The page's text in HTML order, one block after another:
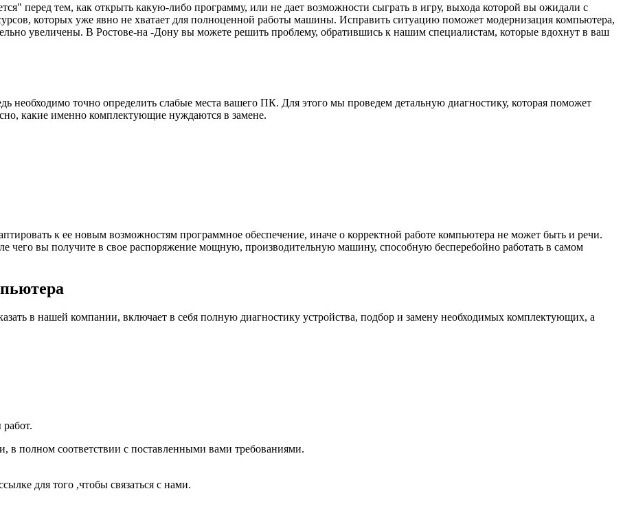
перед тем, как открыть какую-либо программу, или не дает возможности сыграть в игру, выхода которой вы ожидали с
которых уже явно не хватает для полноценной работы машины. Исправить ситуацию поможет модернизация компьютера,
увеличены. В Ростове-на -Дону вы можете решить проблему, обратившись к нашим специалистам, которые вдохнут в ваш
необходимо точно определить слабые места вашего ПК. Для этого мы проведем детальную диагностику, которая поможет
какие именно комплектующие нуждаются в замене.
к ее новым возможностям программное обеспечение, иначе о корректной работе компьютера не может быть и речи.
вы получите в свое распоряжение мощную, производительную машину, способную бесперебойно работать в самом
в нашей компании, включает в себя полную диагностику устройства, подбор и замену необходимых комплектующих, а
в полном соответствии с поставленными вами требованиями.
для того ,чтобы связаться с нами.